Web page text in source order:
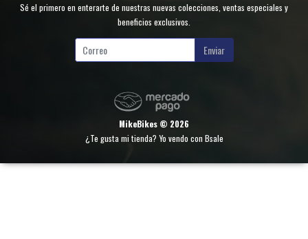
Sé el primero en enterarte de nuestras nuevas colecciones, ventas especiales y
beneficios exclusivos.
Enviar
MikeBikes © 2026
¿Te gusta mi tienda? Yo vendo con Bsale